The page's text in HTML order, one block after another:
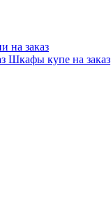
на заказ
Шкафы купе на заказ